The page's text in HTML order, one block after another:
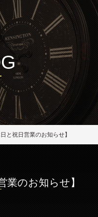
ロ】- 大阪・福島区の美容室
と祝日営業のお知らせ】
業のお知らせ】